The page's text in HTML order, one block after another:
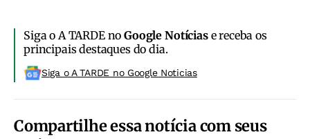
Siga o A TARDE noGoogle Notíciase receba os
principais destaques do dia.
Siga o A TARDE no Google Noticias
Compartilhe essa notícia com seus